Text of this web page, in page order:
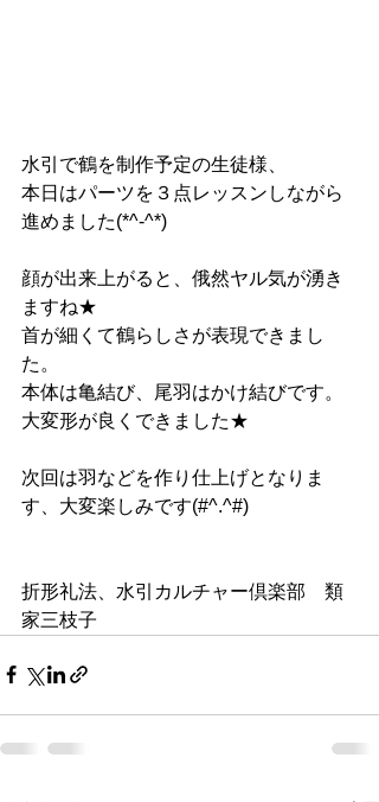
水引で鶴を制作予定の生徒様、
本日はパーツを３点レッスンしながら
進めました(*^-^*)
顔が出来上がると、俄然ヤル気が湧き
ますね★
首が細くて鶴らしさが表現できまし
た。
本体は亀結び、尾羽はかけ結びです。
大変形が良くできました★
次回は羽などを作り仕上げとなりま
す、大変楽しみです(#^.^#)
折形礼法、水引カルチャー倶楽部　類
家三枝子